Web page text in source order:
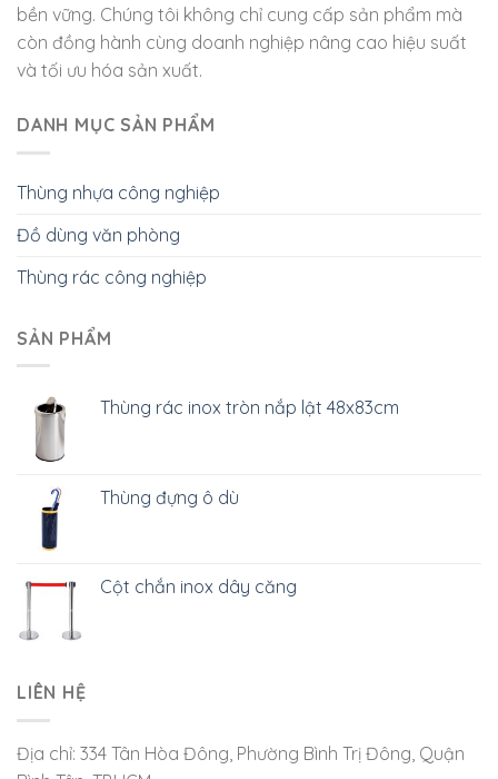
bền vững. Chúng tôi không chỉ cung cấp sản phẩm mà
còn đồng hành cùng doanh nghiệp nâng cao hiệu suất
và tối ưu hóa sản xuất.
DANH MỤC SẢN PHẨM
Thùng nhựa công nghiệp
Đồ dùng văn phòng
Thùng rác công nghiệp
SẢN PHẨM
Thùng rác inox tròn nắp lật 48x83cm
Thùng đựng ô dù
Cột chắn inox dây căng
LIÊN HỆ
Địa chỉ: 334 Tân Hòa Đông, Phường Bình Trị Đông, Quận